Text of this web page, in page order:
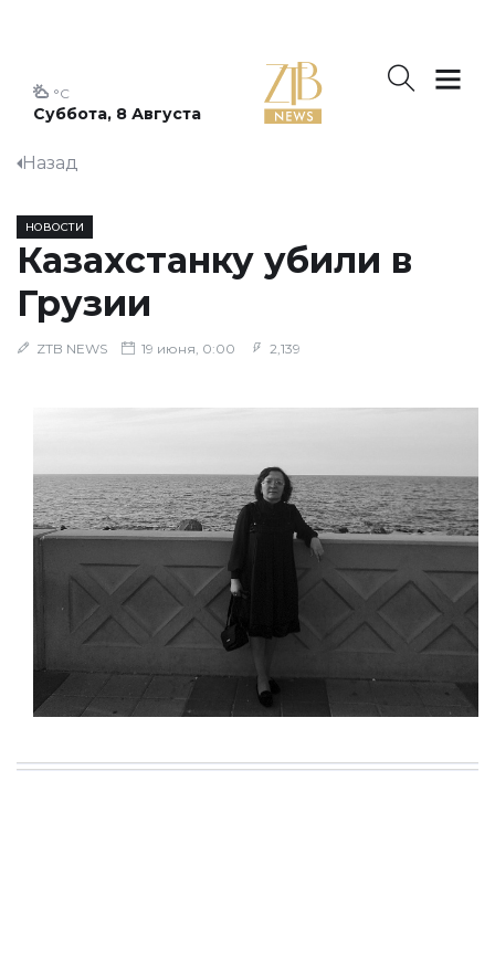
Суббота, 8 Августа
°C
Назад
НОВОСТИ
Казахстанку убили в
Грузии
ZTB NEWS 19 июня, 0:00 2,139